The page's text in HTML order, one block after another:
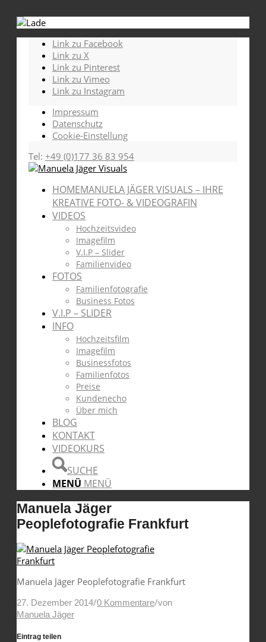
Link zu Facebook
Link zu X
Link zu Pinterest
Link zu Vimeo
Link zu Instagram
Impressum
Datenschutz
Cookie-Einstellung
Tel: +49 (0)177 36 83 954
HOMEMANUELA JÄGER VISUALS – IHRE
KREATIVE FOTO- & VIDEOGRAFIN
VIDEOS
Hochzeitsvideo
Imagefilm
V.I.P – Slider
Familienvideo
FOTOS
Familienfotografie
Business Fotos
V.I.P – SLIDER
INFO
Hochzeitsfilm
Imagefilm
Businessfotos
Familienfotos
Preise
Kundenecho
Über mich
BLOG
KONTAKT
VIDEOKURS
SUCHE
MENÜ MENÜ
Manuela Jäger
Peoplefotografie Frankfurt
Manuela Jäger Peoplefotografie Frankfurt
27. Dezember 2014/0 Kommentare/von
Manuela Jäger
Eintrag teilen